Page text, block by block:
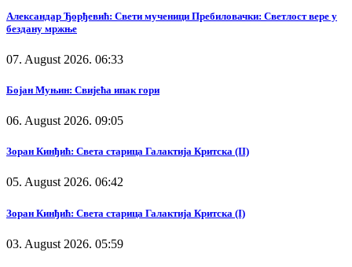
Александар Ђорђевић: Свети мученици Пребиловачки: Светлост вере у
бездану мржње
07. August 2026. 06:33
Бојан Муњин: Свијећа ипак гори
06. August 2026. 09:05
Зоран Кинђић: Света старица Галактија Критска (II)
05. August 2026. 06:42
Зоран Кинђић: Света старица Галактија Критска (I)
03. August 2026. 05:59